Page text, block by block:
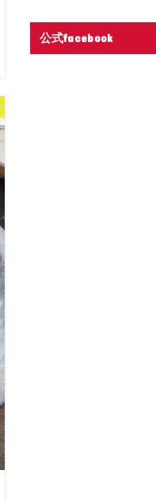
公式facebook